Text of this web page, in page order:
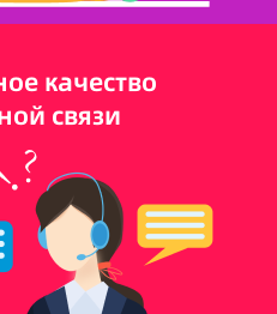
качество
связи